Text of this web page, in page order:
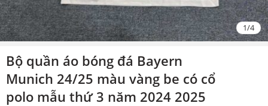
1/4
Bộ quần áo bóng đá Bayern
Munich 24/25 màu vàng be có cổ
polo mẫu thứ 3 năm 2024 2025